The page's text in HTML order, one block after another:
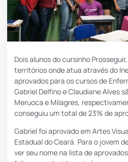
Dois alunos do cursinho
territórios onde atua através do
aprovados para os cursos de
Gabriel Delfino e Claudiane Alves
Meruoca e Milagres,
conseguiu um total de 23% de
Gabriel foi aprovado em Artes
Estadual do Ceará. Para o jovem
ver seu nome na lista de